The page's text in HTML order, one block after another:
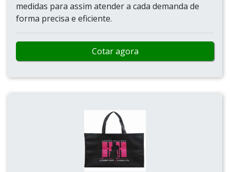
medidas para assim atender a cada demanda de
forma precisa e eficiente.
Cotar agora